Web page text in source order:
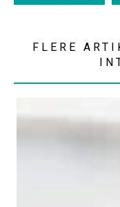
FLERE